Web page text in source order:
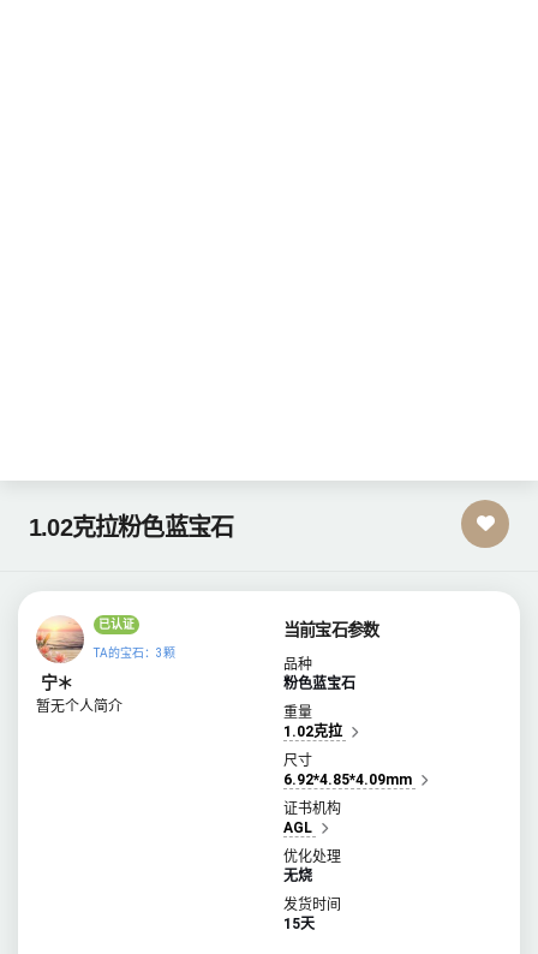
1.02克拉粉色蓝宝石
已认证
TA的宝石：3颗
宁＊
暂无个人简介
当前宝石参数
品种
粉色蓝宝石
重量
1.02克拉
尺寸
6.92*4.85*4.09mm
证书机构
AGL
优化处理
无烧
发货时间
15天